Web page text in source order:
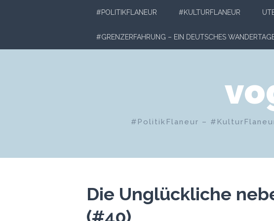
#POLITIKFLANEUR #KULTURFLANEUR
#GRENZERFAHRUNG – EIN DEUTSCHES
#PolitikFlaneur –
Die Unglückliche
(#40)